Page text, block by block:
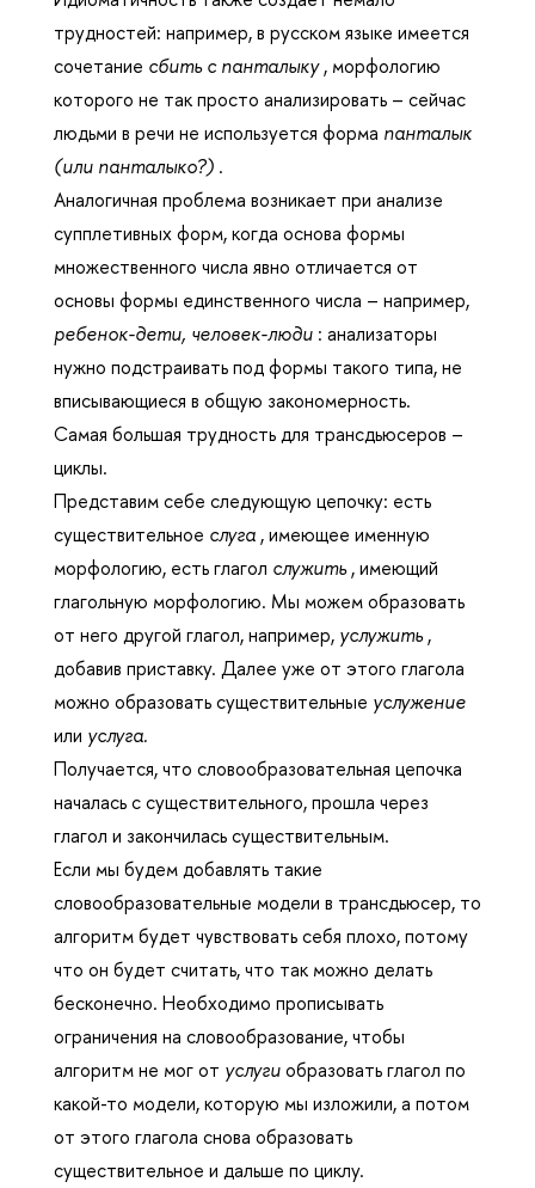
трудностей: например, в русском языке имеется
сочетание сбить с панталыку , морфологию
которого не так просто анализировать – сейчас
людьми в речи не используется форма панталык
(или панталыко?) .
Аналогичная проблема возникает при анализе
супплетивных форм, когда основа формы
множественного числа явно отличается от
основы формы единственного числа – например,
ребенок-дети, человек-люди : анализаторы
нужно подстраивать под формы такого типа, не
вписывающиеся в общую закономерность.
Самая большая трудность для трансдьюсеров –
циклы.
Представим себе следующую цепочку: есть
существительное слуга , имеющее именную
морфологию, есть глагол служить , имеющий
глагольную морфологию. Мы можем образовать
от него другой глагол, например, услужить ,
добавив приставку. Далее уже от этого глагола
можно образовать существительные услужение
или услуга.
Получается, что словообразовательная цепочка
началась с существительного, прошла через
глагол и закончилась существительным.
Если мы будем добавлять такие
словообразовательные модели в трансдьюсер, то
алгоритм будет чувствовать себя плохо, потому
что он будет считать, что так можно делать
бесконечно. Необходимо прописывать
ограничения на словообразование, чтобы
алгоритм не мог от услугиобразовать глагол по
какой-то модели, которую мы изложили, а потом
от этого глагола снова образовать
существительное и дальше по циклу.